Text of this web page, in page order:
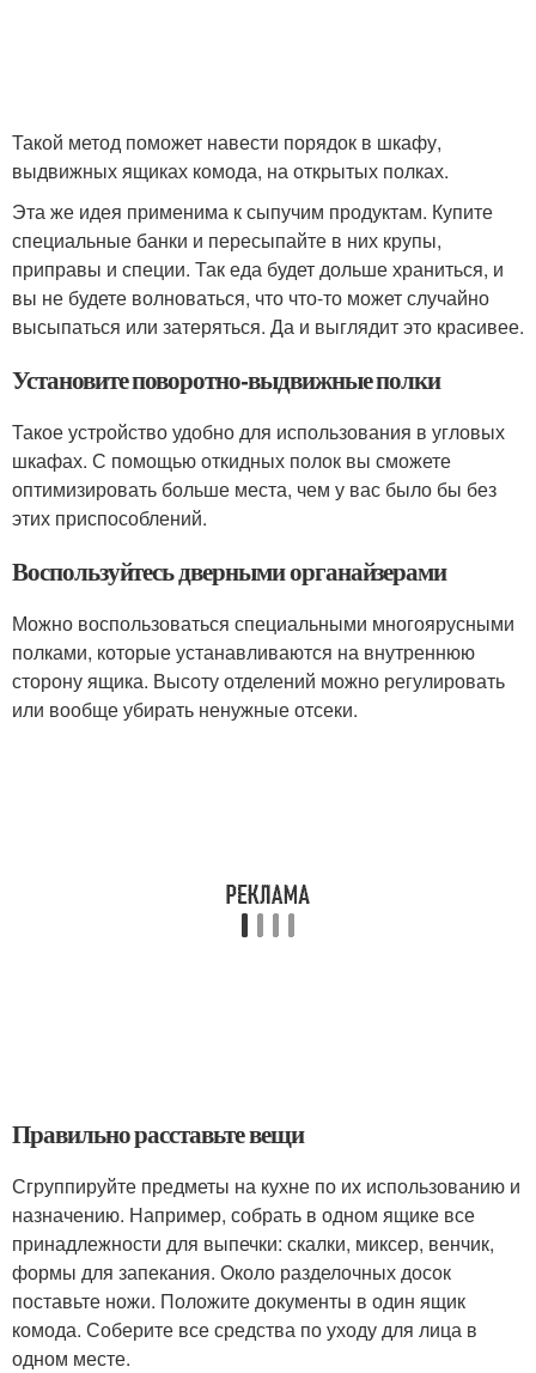
Такой метод поможет навести порядок в шкафу,
выдвижных ящиках комода, на открытых полках.
Эта же идея применима к сыпучим продуктам. Купите
специальные банки и пересыпайте в них крупы,
приправы и специи. Так еда будет дольше храниться, и
вы не будете волноваться, что что-то может случайно
высыпаться или затеряться. Да и выглядит это красивее.
Установите поворотно-выдвижные полки
Такое устройство удобно для использования в угловых
шкафах. С помощью откидных полок вы сможете
оптимизировать больше места, чем у вас было бы без
этих приспособлений.
Воспользуйтесь дверными органайзерами
Можно воспользоваться специальными многоярусными
полками, которые устанавливаются на внутреннюю
сторону ящика. Высоту отделений можно регулировать
или вообще убирать ненужные отсеки.
Правильно расставьте вещи
Сгруппируйте предметы на кухне по их использованию и
назначению. Например, собрать в одном ящике все
принадлежности для выпечки: скалки, миксер, венчик,
формы для запекания. Около разделочных досок
поставьте ножи. Положите документы в один ящик
комода. Соберите все средства по уходу для лица в
одном месте.